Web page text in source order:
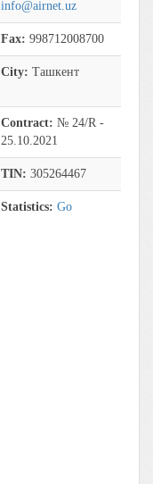
info@airnet.uz
Fax: 998712008700
City: Ташкент
Contract: № 24/R -
25.10.2021
TIN: 305264467
Statistics: Go